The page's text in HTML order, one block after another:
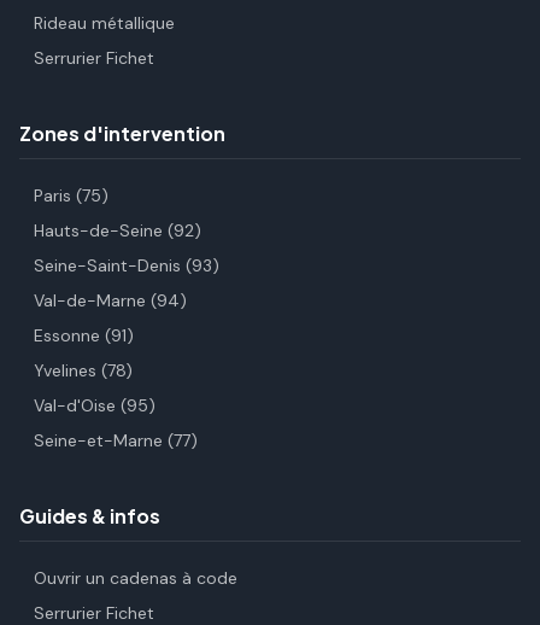
Rideau métallique
Serrurier Fichet
Zones d'intervention
Paris (75)
Hauts-de-Seine (92)
Seine-Saint-Denis (93)
Val-de-Marne (94)
Essonne (91)
Yvelines (78)
Val-d'Oise (95)
Seine-et-Marne (77)
Guides & infos
Ouvrir un cadenas à code
Serrurier Fichet